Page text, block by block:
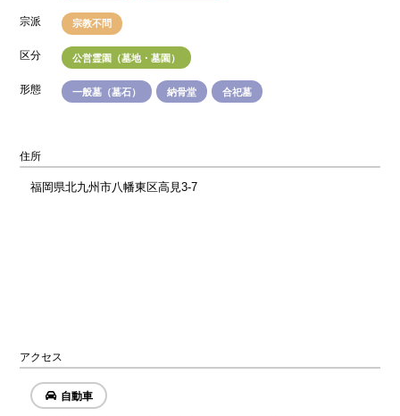
宗派 宗教不問
区分 公営霊園（墓地・墓園）
形態 一般墓（墓石） 納骨堂 合祀墓
住所
福岡県北九州市八幡東区高見3-7
アクセス
自動車